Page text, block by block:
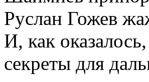
Руслан Гожев
И, как
секреты для